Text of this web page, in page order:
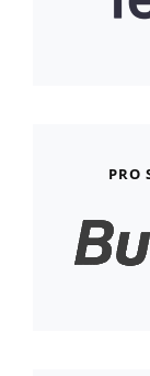
PRO